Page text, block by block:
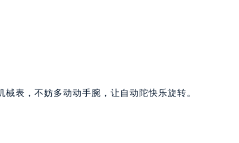
表，不妨多动动手腕，让自动陀快乐旋转。